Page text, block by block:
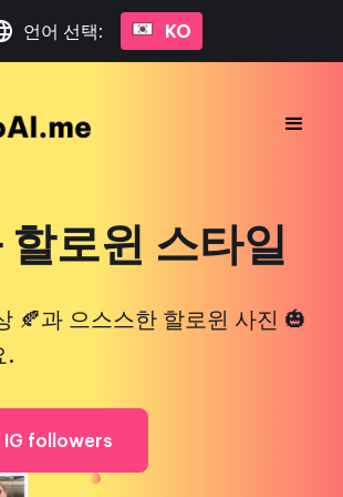
언어 선택: KO
로윈 스타일
🍂과 으스스한 할로윈 사진 🎃
.
IG followers